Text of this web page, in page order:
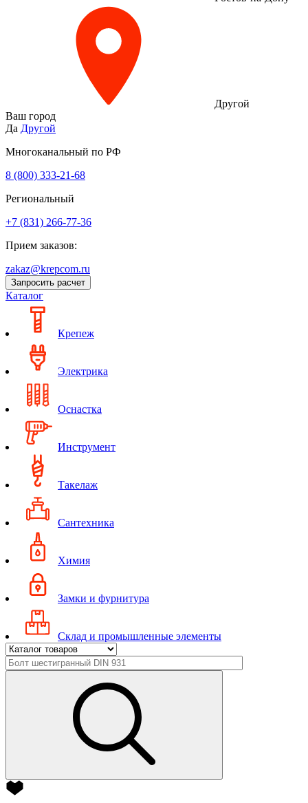
Другой
Ваш город
Да Другой
Многоканальный по РФ
8 (800) 333‑21-68
Региональный
+7 (831) 266-77-36
Прием заказов:
zakaz@krepcom.ru
Запросить расчет
Каталог
Крепеж
Электрика
Оснастка
Инструмент
Такелаж
Сантехника
Химия
Замки и фурнитура
Склад и промышленные элементы